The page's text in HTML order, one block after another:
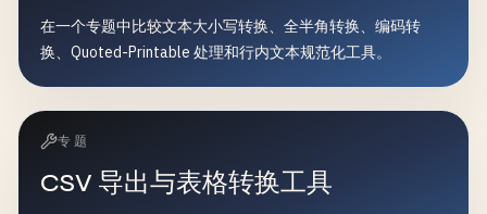
在一个专题中比较文本大小写转换、全半角转换、编码转
换、Quoted-Printable 处理和行内文本规范化工具。
专题
CSV 导出与表格转换工具